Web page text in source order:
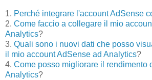
1. Perché integrare l'account AdSense
2. Come faccio a collegare il mio
Analytics?
3. Quali sono i nuovi dati che posso
il mio account AdSense ad Analytics?
4. Come posso migliorare il rendimento
Analytics?